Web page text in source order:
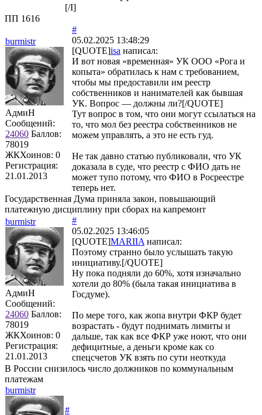
[/I]
ПП 1616
burmistr
АдмиН
Сообщений:
24060 Баллов:
78019
ЖКХоинов: 0
Регистрация:
21.01.2013
#
05.02.2025 13:48:29
[QUOTE]isa написал:
И вот новая «временная» УК ООО «Рога и
копыта» обратилась к нам с требованием,
чтобы мы предоставили им реестр
собственников и нанимателей как бывшая
УК. Вопрос — должны ли?[/QUOTE]
Тут вопрос в том, что они могут ссылаться на
то, что мол без реестра собственников не
можем управлять, а это не есть гуд.
Не так давно статью публиковали, что УК
доказала в суде, что реестр с ФИО дать не
может тупо потому, что ФИО в Росреестре
теперь нет.
Государственная Дума приняла закон, повышающий
платежную дисциплину при сборах на капремонт
burmistr
АдмиН
Сообщений:
24060 Баллов:
78019
ЖКХоинов: 0
Регистрация:
21.01.2013
#
05.02.2025 13:46:05
[QUOTE]MARIIA написал:
Поэтому странно было услышать такую
инициативу.[/QUOTE]
Ну пока подняли до 60%, хотя изначально
хотели до 80% (была такая инициатива в
Госдуме).
По мере того, как жопа внутри ФКР будет
возрастать - будут поднимать лимиты и
дальше, так как все ФКР уже ноют, что они
дефицитные, а деньги кроме как со
спецсчетов УК взять по сути неоткуда
В России снизилось число должников по коммунальным
платежам
burmistr
#